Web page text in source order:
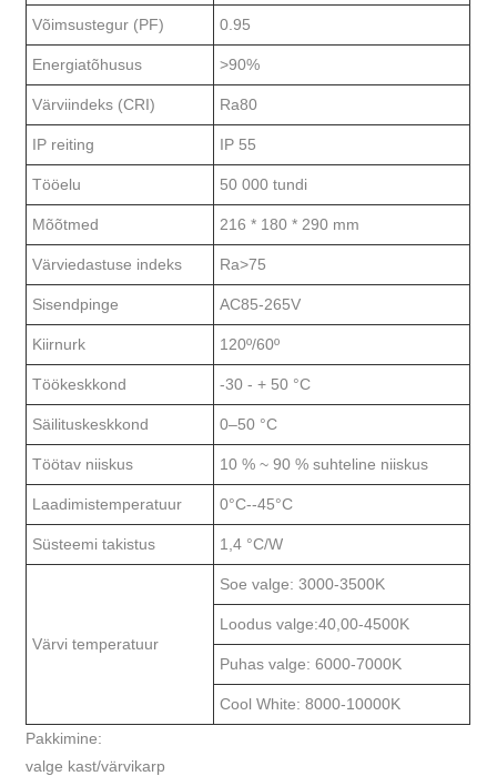
Võimsustegur (PF) 0.95
Energiatõhusus >90%
Värviindeks (CRI) Ra80
IP reiting IP 55
Tööelu 50 000 tundi
Mõõtmed 216 * 180 * 290 mm
Värviedastuse indeks Ra>75
Sisendpinge AC85-265V
Kiirnurk 120º/60º
Töökeskkond -30 - + 50 °C
Säilituskeskkond 0–50 °C
Töötav niiskus 10 % ~ 90 % suhteline niiskus
Laadimistemperatuur 0°C--45°C
Süsteemi takistus 1,4 °C/W
Värvi temperatuur
Soe valge: 3000-3500K
Loodus valge:40,00-4500K
Puhas valge: 6000-7000K
Cool White: 8000-10000K
Pakkimine:
valge kast/värvikarp